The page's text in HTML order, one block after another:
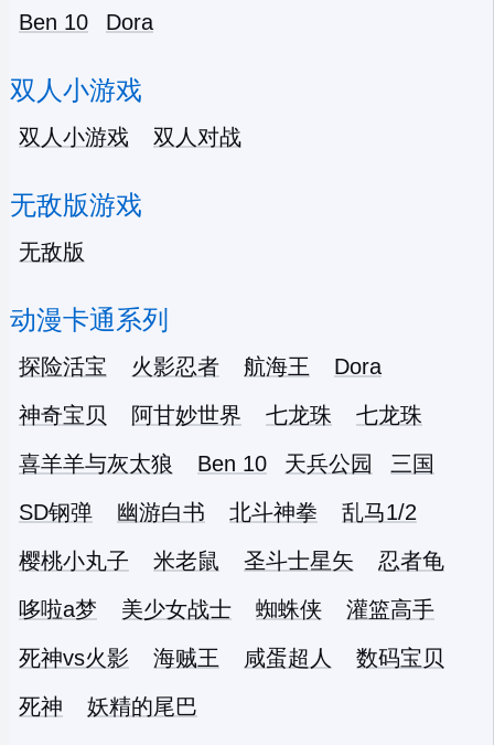
Ben 10
Dora
双人小游戏
双人小游戏 双人对战
无敌版游戏
无敌版
动漫卡通系列
探险活宝 火影忍者 航海王
Dora
神奇宝贝
阿甘妙世界 七龙珠
七龙珠
喜羊羊与灰太狼
Ben 10 天兵公园
三国
SD钢弹
幽游白书 北斗神拳
乱马1/2
樱桃小丸子
米老鼠 圣斗士星矢
忍者龟
哆啦a梦
美少女战士 蜘蛛侠
灌篮高手
死神vs火影
海贼王 咸蛋超人
数码宝贝
死神
妖精的尾巴